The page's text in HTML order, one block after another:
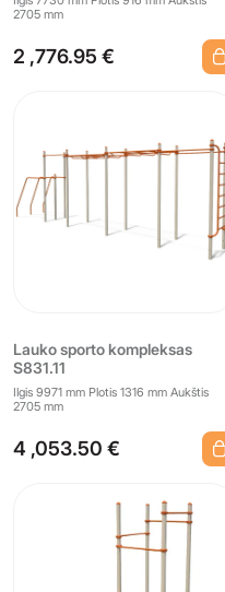
2705 mm
2 ,776.95 €
Lauko sporto kompleksas
S831.11
Ilgis 9971 mm Plotis 1316 mm Aukštis
2705 mm
4 ,053.50 €